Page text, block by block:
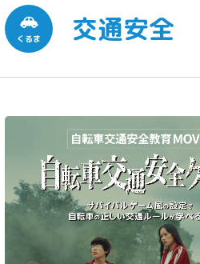
くるま 交通安全